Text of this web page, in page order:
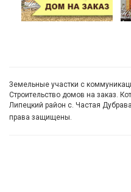
Земельные участки с
Строительство домов на заказ.
Липецкий район с. Частая
права защищены.